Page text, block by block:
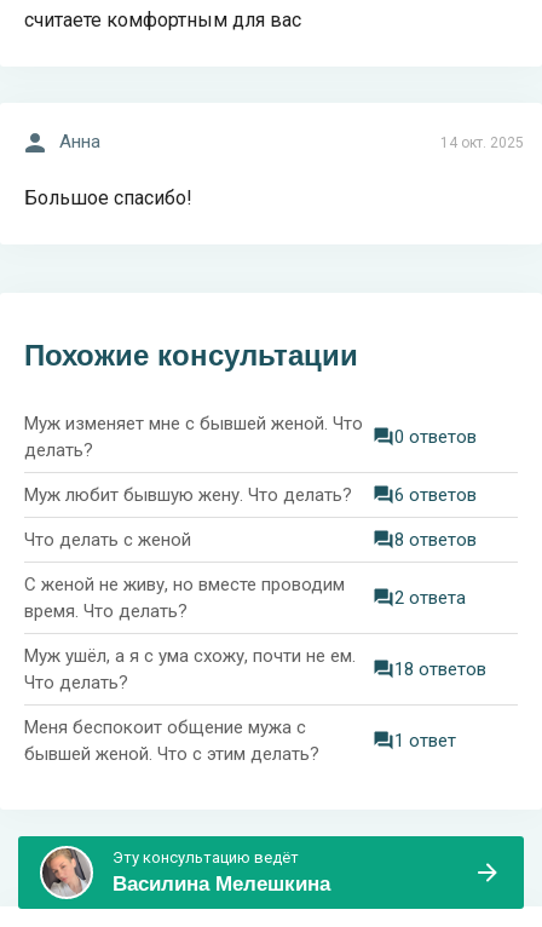
считаете комфортным для вас
14 окт. 2025
Анна
Большое спасибо!
Похожие консультации
Муж изменяет мне с бывшей женой. Что
делать?
0 ответов
Муж любит бывшую жену. Что делать? 6 ответов
Что делать с женой 8 ответов
С женой не живу, но вместе проводим
время. Что делать?
2 ответа
Муж ушёл, а я с ума схожу, почти не ем.
Что делать?
18 ответов
Меня беспокоит общение мужа с
бывшей женой. Что с этим делать?
1 ответ
Эту консультацию ведёт
Василина Мелешкина